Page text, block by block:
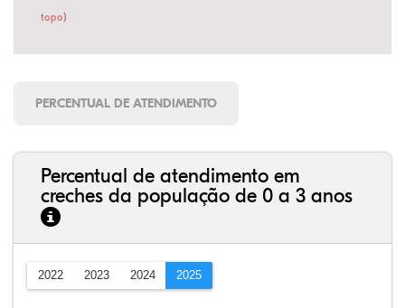
topo)
PERCENTUAL DE ATENDIMENTO
Percentual de atendimento em
creches da população de 0 a 3 anos
2022 2023 2024 2025